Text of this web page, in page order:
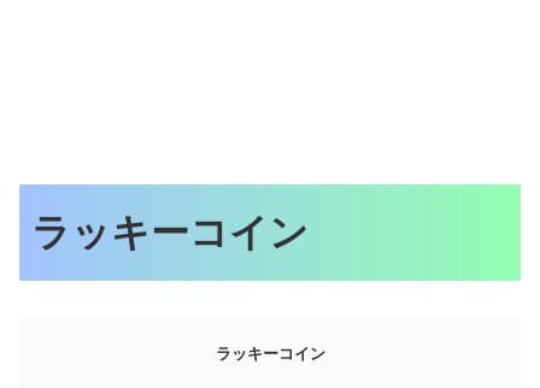
ラッキーコイン
ラッキーコイン